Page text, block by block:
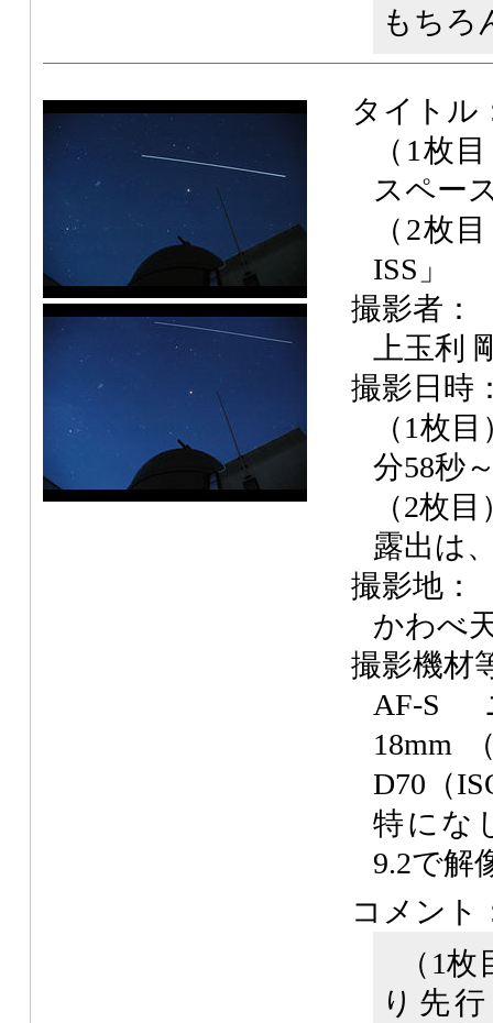
もちろ
タイトル
（1枚
スペー
（2枚
ISS」
撮影者：
上玉利
撮影日時
（1枚
分58秒
（2枚
露出は
撮影地：
かわべ
撮影機材
AF-
18mm
D70（
特にな
9.2で解
コメント
（1
り先